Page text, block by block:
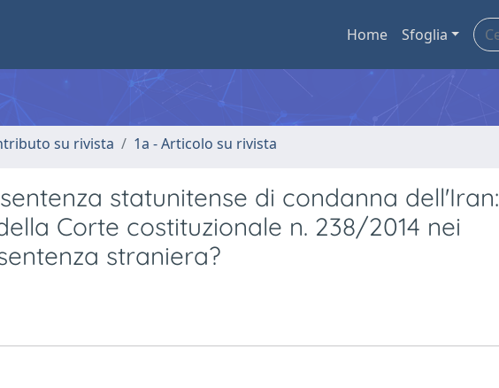
Home Sfoglia
su rivista 1a - Articolo su rivista
statunitense di condanna dell'Iran:
Corte costituzionale n. 238/2014 nei
straniera?